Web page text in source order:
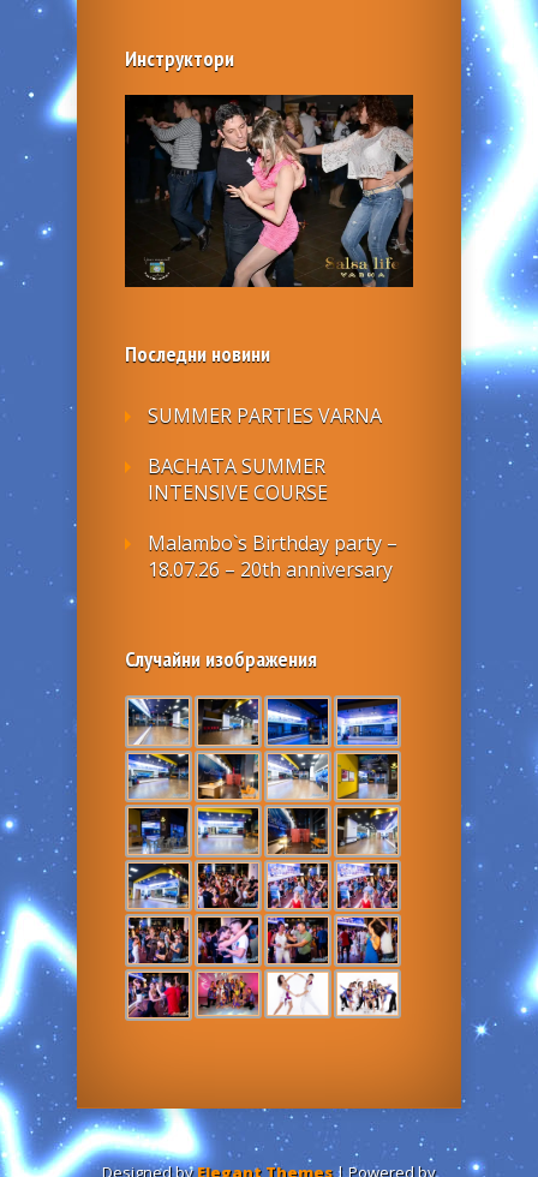
Инструктори
Последни новини
SUMMER PARTIES VARNA
BACHATA SUMMER
INTENSIVE COURSE
Malambo`s Birthday party –
18.07.26 – 20th anniversary
Случайни изображения
Designed byElegant Themes| Powered by